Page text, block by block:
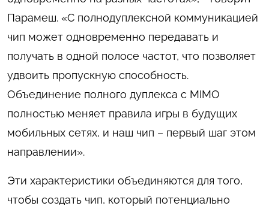
Парамеш. «С полнодуплексной коммуникацией
чип может одновременно передавать и
получать в одной полосе частот, что позволяет
удвоить пропускную способность.
Объединение полного дуплекса с MIMO
полностью меняет правила игры в будущих
мобильных сетях, и наш чип – первый шаг этом
направлении».
Эти характеристики объединяются для того,
чтобы создать чип, который потенциально